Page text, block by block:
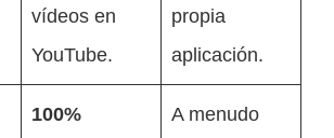
vídeos en
YouTube.
propia
aplicación.
100%
A menudo